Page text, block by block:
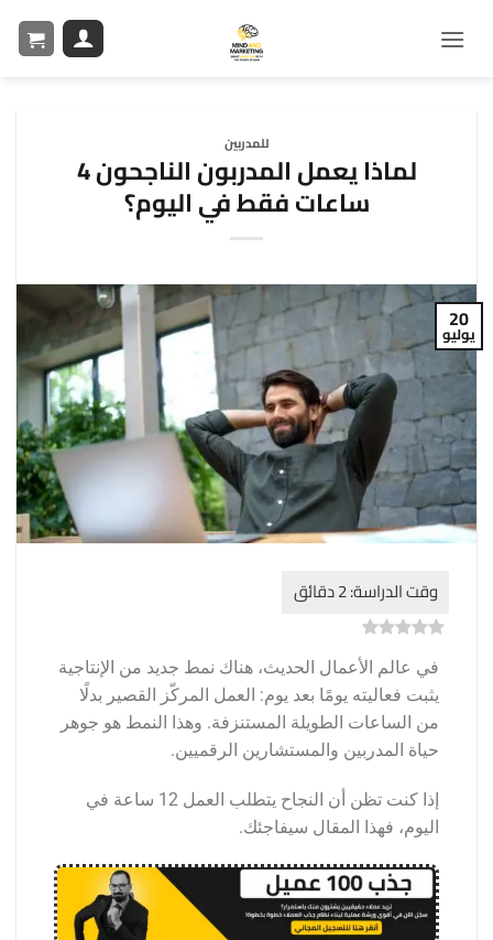
للمدربين
لماذا يعمل المدربون الناجحون 4
ساعات فقط في اليوم؟
20
يوليو
في عالم الأعمال الحديث، هناك نمط جديد من الإنتاجية
يثبت فعاليته يومًا بعد يوم: العمل المركّز القصير بدلًا
من الساعات الطويلة المستنزفة. وهذا النمط هو جوهر
حياة المدربين والمستشارين الرقميين.
إذا كنت تظن أن النجاح يتطلب العمل 12 ساعة في
اليوم، فهذا المقال سيفاجئك.